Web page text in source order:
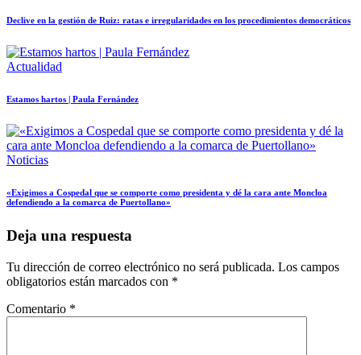
Declive en la gestión de Ruiz: ratas e irregularidades en los procedimientos democráticos
Actualidad
Estamos hartos | Paula Fernández
Noticias
«Exigimos a Cospedal que se comporte como presidenta y dé la cara ante Moncloa
defendiendo a la comarca de Puertollano»
Deja una respuesta
Tu dirección de correo electrónico no será publicada. Los campos
obligatorios están marcados con *
Comentario *